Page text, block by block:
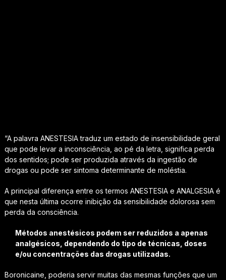
“A palavra ANESTESIA traduz um estado de insensibilidade geral
que pode levar a inconsciência, ao pé da letra, significa perda
dos sentidos; pode ser produzida através da ingestão de
drogas ou pode ser sintoma determinante de moléstia.
A principal diferença entre os termos ANESTESIA e ANALGESIA é
que nesta última ocorre inibição da sensibilidade dolorosa sem
perda da consciência.
Métodos anestésicos podem ser reduzidos a apenas
analgésicos, dependendo do tipo de técnicas, doses
e/ou concentrações das drogas utilizadas.
Boronicaine, poderia servir muitas das mesmas funções que um